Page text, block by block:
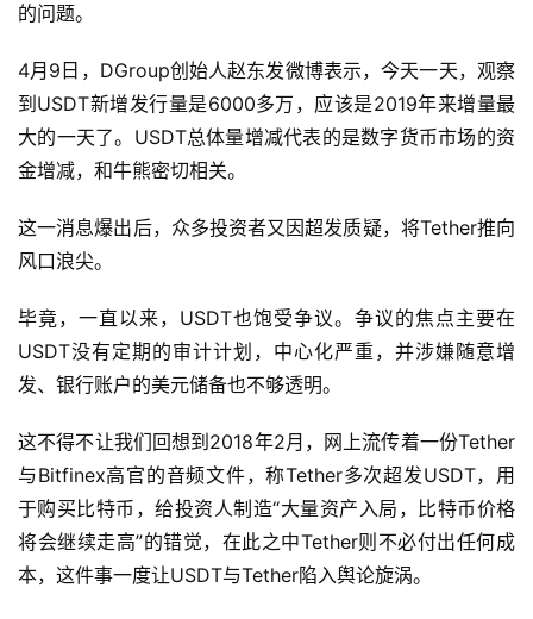
的问题。
4月9日，DGroup创始人赵东发微博表示，今天一天，观察
到USDT新增发行量是6000多万，应该是2019年来增量最
大的一天了。USDT总体量增减代表的是数字货币市场的资
金增减，和牛熊密切相关。
这一消息爆出后，众多投资者又因超发质疑，将Tether推向
风口浪尖。
毕竟，一直以来，USDT也饱受争议。争议的焦点主要在
USDT没有定期的审计计划，中心化严重，并涉嫌随意增
发、银行账户的美元储备也不够透明。
这不得不让我们回想到2018年2月，网上流传着一份Tether
与Bitfinex高官的音频文件，称Tether多次超发USDT，用
于购买比特币，给投资人制造“大量资产入局，比特币价格
将会继续走高”的错觉，在此之中Tether则不必付出任何成
本，这件事一度让USDT与Tether陷入舆论旋涡。